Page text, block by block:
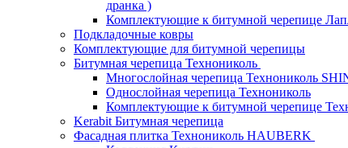
дранка )
Комплектующие к битумной черепице
Подкладочные ковры
Комплектующие для битумной черепицы
Битумная черепица Технониколь
Многослойная черепица Технониколь
Однослойная черепица Технониколь
Комплектующие к битумной черепице
Kerabit Битумная черепица
Фасадная плитка Технониколь HAUBERK